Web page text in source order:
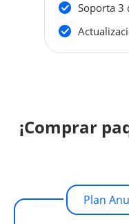
Soporta 3
¡Comprar
Plan